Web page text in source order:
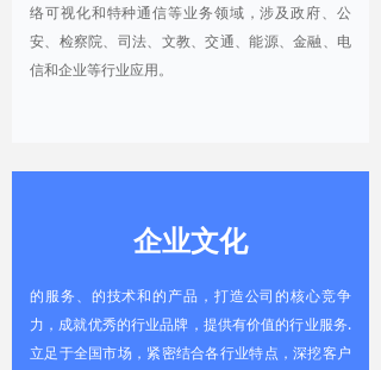
络可视化和特种通信等业务领域，涉及政府、公
安、检察院、司法、文教、交通、能源、金融、电
信和企业等行业应用。
企业文化
的服务、的技术和的产品，打造公司的核心竞争
力，成就优秀的行业品牌，提供有价值的行业服务.
立足于全国市场，紧密结合各行业特点，深挖客户